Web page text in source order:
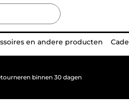
en andere producten
binnen 30 dagen